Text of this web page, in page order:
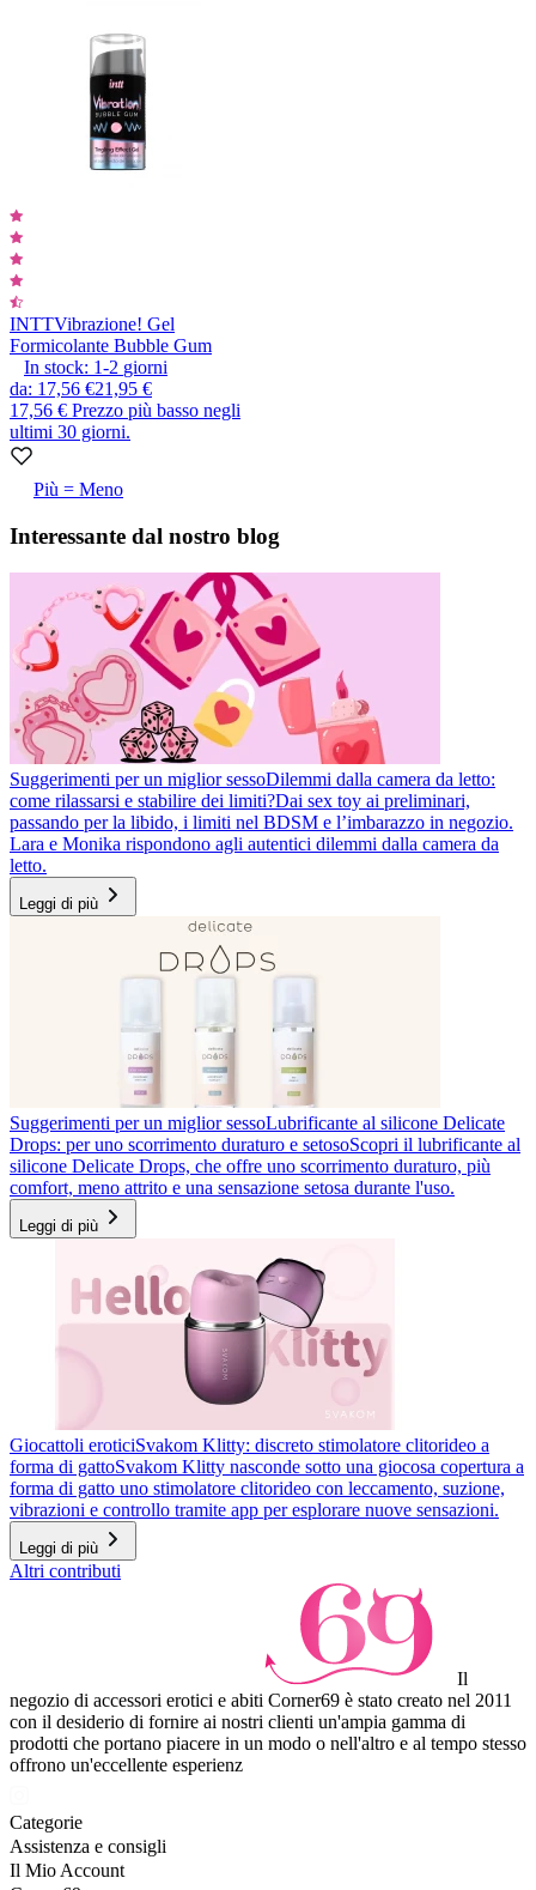
INTTVibrazione! Gel
Formicolante Bubble Gum
In stock: 1-2 giorni
da: 17,56 €21,95 €
17,56 € Prezzo più basso negli
ultimi 30 giorni.
Più = Meno
Interessante dal nostro blog
Suggerimenti per un miglior sessoDilemmi dalla camera da letto:
come rilassarsi e stabilire dei limiti?Dai sex toy ai preliminari,
passando per la libido, i limiti nel BDSM e l’imbarazzo in negozio.
Lara e Monika rispondono agli autentici dilemmi dalla camera da
letto.
Leggi di più
Suggerimenti per un miglior sessoLubrificante al silicone Delicate
Drops: per uno scorrimento duraturo e setosoScopri il lubrificante al
silicone Delicate Drops, che offre uno scorrimento duraturo, più
comfort, meno attrito e una sensazione setosa durante l'uso.
Leggi di più
Giocattoli eroticiSvakom Klitty: discreto stimolatore clitorideo a
forma di gattoSvakom Klitty nasconde sotto una giocosa copertura a
forma di gatto uno stimolatore clitorideo con leccamento, suzione,
vibrazioni e controllo tramite app per esplorare nuove sensazioni.
Leggi di più
Altri contributi
Il
negozio di accessori erotici e abiti Corner69 è stato creato nel 2011
con il desiderio di fornire ai nostri clienti un'ampia gamma di
prodotti che portano piacere in un modo o nell'altro e al tempo stesso
offrono un'eccellente esperienz
Categorie
Assistenza e consigli
Il Mio Account